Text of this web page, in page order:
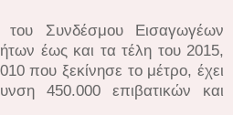
Συνδέσμου Εισαγωγέων
έως και τα τέλη του 2015,
που ξεκίνησε το μέτρο, έχει
450.000 επιβατικών και